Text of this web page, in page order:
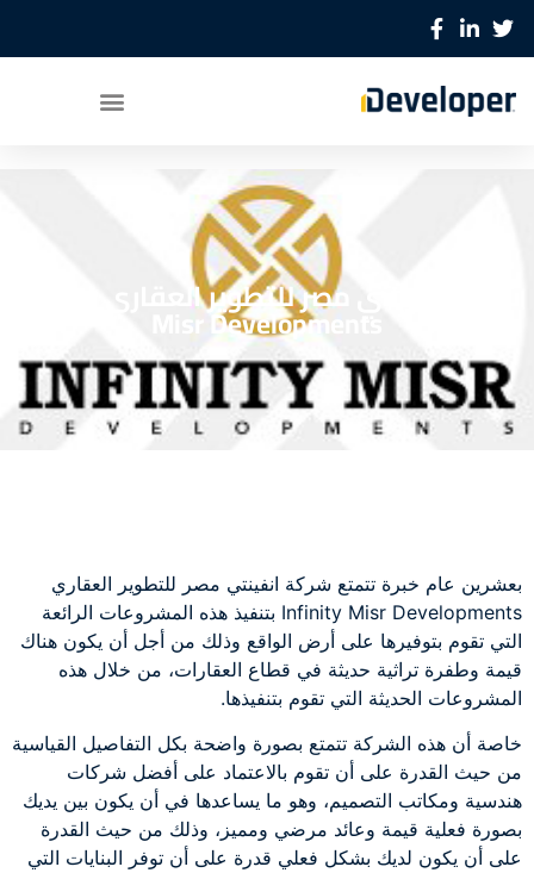
Misr Developments
بعشرين عام خبرة تتمتع شركة انفينتي مصر للتطوير العقاري
Infinity Misr Developments بتنفيذ هذه المشروعات الرائعة
التي تقوم بتوفيرها على أرض الواقع وذلك من أجل أن يكون هناك
قيمة وطفرة تراثية حديثة في قطاع العقارات، من خلال هذه
المشروعات الحديثة التي تقوم بتنفيذها.
خاصة أن هذه الشركة تتمتع بصورة واضحة بكل التفاصيل القياسية
من حيث القدرة على أن تقوم بالاعتماد على أفضل شركات
هندسية ومكاتب التصميم، وهو ما يساعدها في أن يكون بين يديك
بصورة فعلية قيمة وعائد مرضي ومميز، وذلك من حيث القدرة
على أن يكون لديك بشكل فعلي قدرة على أن توفر البنايات التي